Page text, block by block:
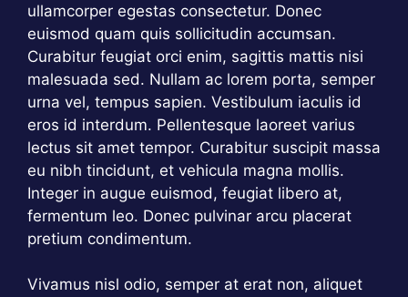
ullamcorper egestas consectetur. Donec
euismod quam quis sollicitudin accumsan.
Curabitur feugiat orci enim, sagittis mattis nisi
malesuada sed. Nullam ac lorem porta, semper
urna vel, tempus sapien. Vestibulum iaculis id
eros id interdum. Pellentesque laoreet varius
lectus sit amet tempor. Curabitur suscipit massa
eu nibh tincidunt, et vehicula magna mollis.
Integer in augue euismod, feugiat libero at,
fermentum leo. Donec pulvinar arcu placerat
pretium condimentum.
Vivamus nisl odio, semper at erat non, aliquet